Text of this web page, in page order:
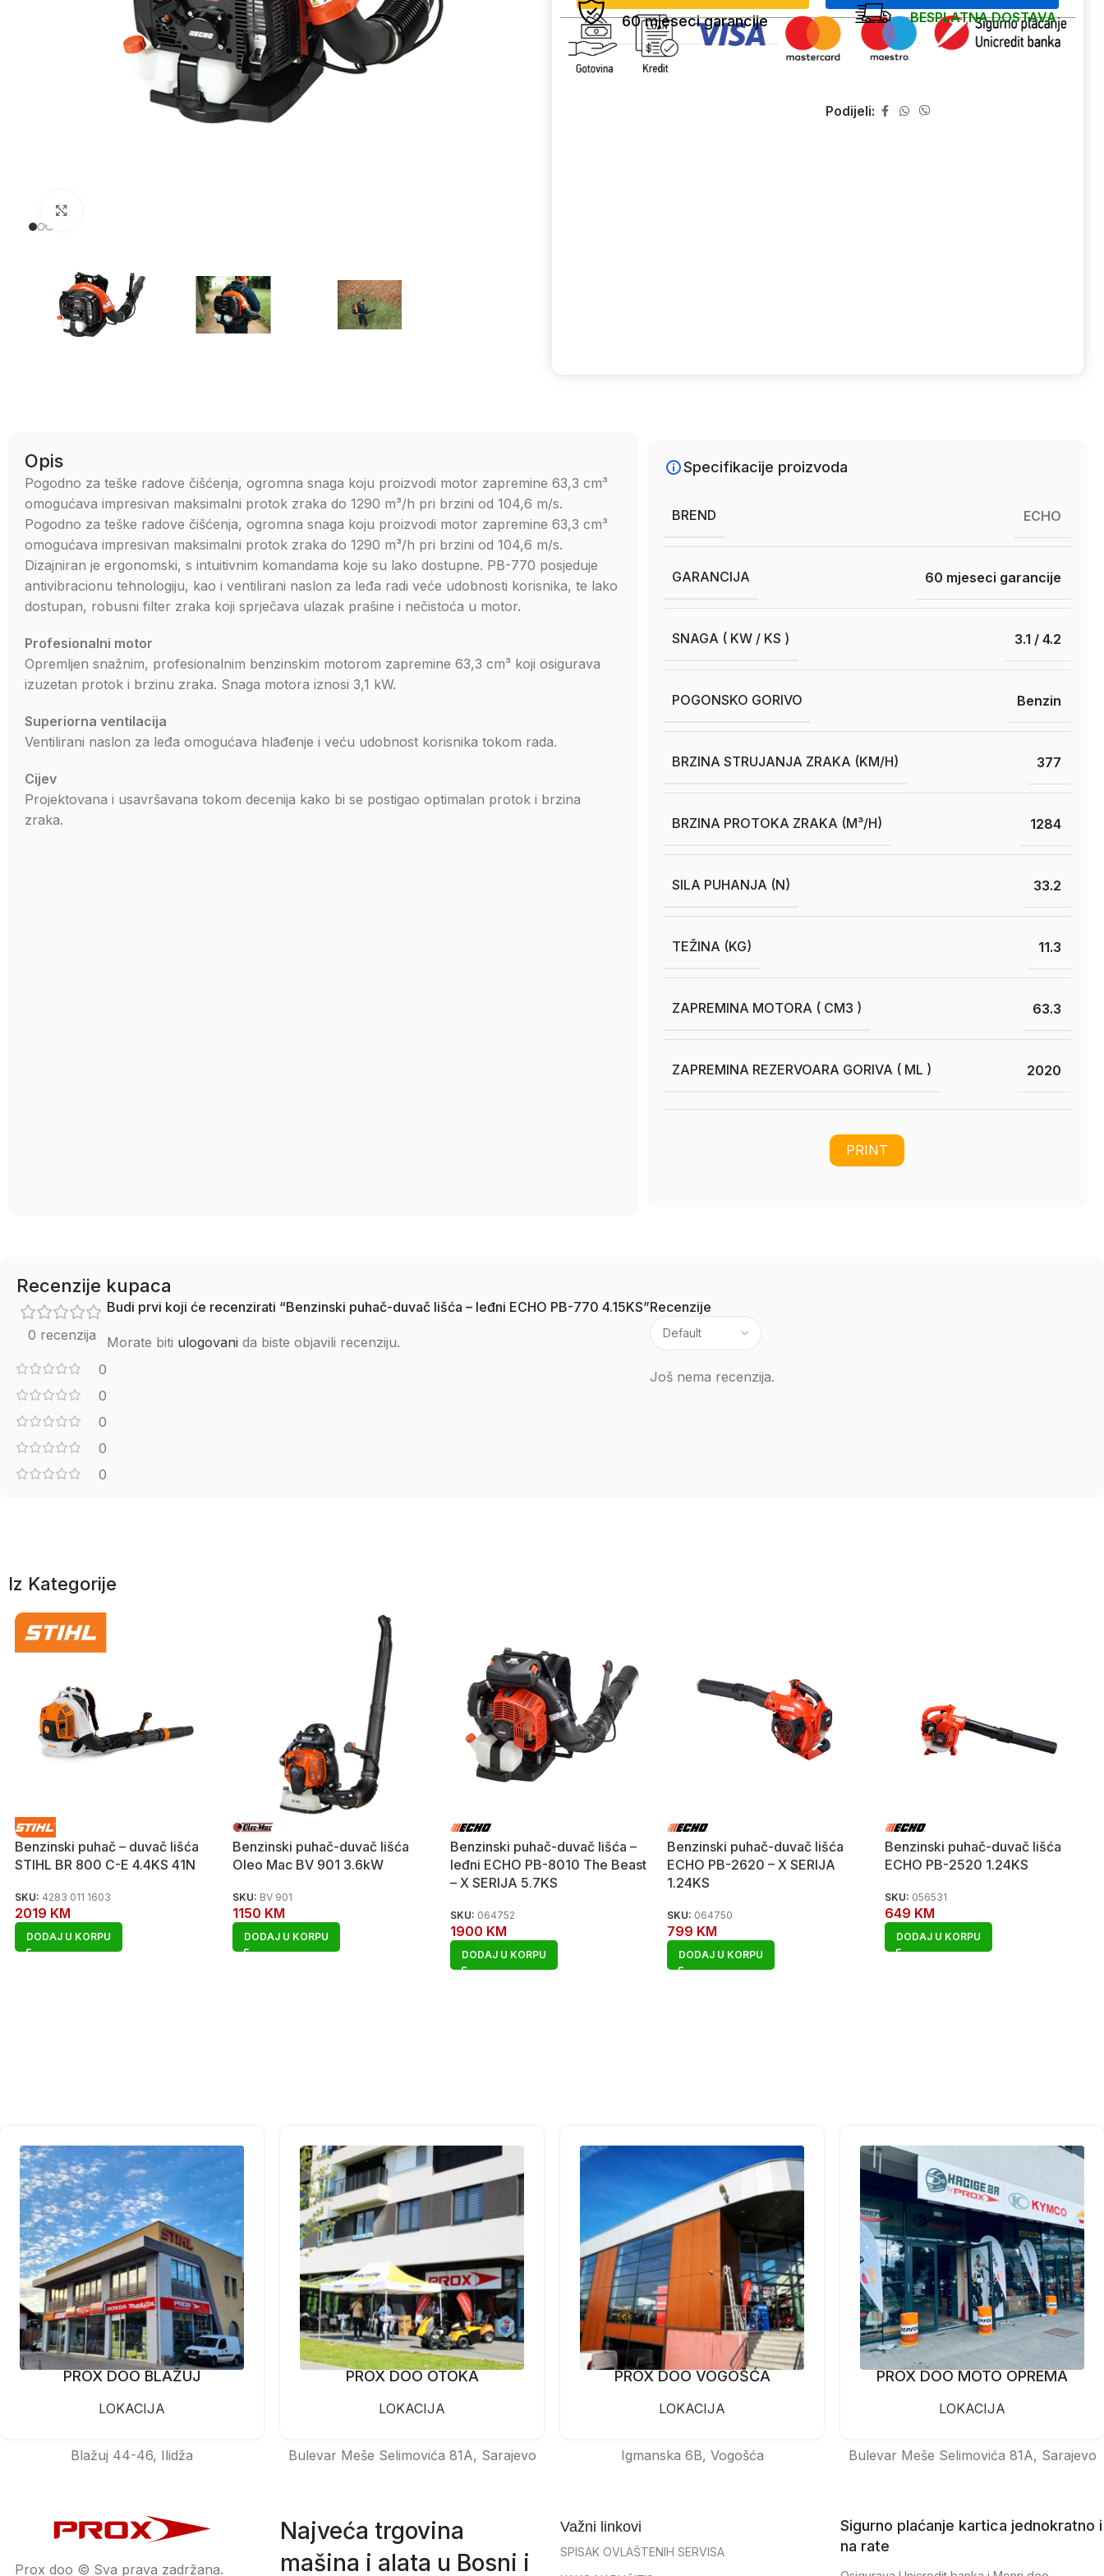
60 mjeseci garancije BESPLATNA DOSTAVA
Podijeli:
Opis
Pogodno za teške radove čišćenja, ogromna snaga koju proizvodi motor zapremine 63,3 cm³
omogućava impresivan maksimalni protok zraka do 1290 m³/h pri brzini od 104,6 m/s.
Pogodno za teške radove čišćenja, ogromna snaga koju proizvodi motor zapremine 63,3 cm³
omogućava impresivan maksimalni protok zraka do 1290 m³/h pri brzini od 104,6 m/s.
Dizajniran je ergonomski, s intuitivnim komandama koje su lako dostupne. PB-770 posjeduje
antivibracionu tehnologiju, kao i ventilirani naslon za leđa radi veće udobnosti korisnika, te lako
dostupan, robusni filter zraka koji sprječava ulazak prašine i nečistoća u motor.
Profesionalni motor
Opremljen snažnim, profesionalnim benzinskim motorom zapremine 63,3 cm³ koji osigurava
izuzetan protok i brzinu zraka. Snaga motora iznosi 3,1 kW.
Superiorna ventilacija
Ventilirani naslon za leđa omogućava hlađenje i veću udobnost korisnika tokom rada.
Cijev
Projektovana i usavršavana tokom decenija kako bi se postigao optimalan protok i brzina
zraka.
Specifikacije proizvoda
BREND ECHO
GARANCIJA 60 mjeseci garancije
SNAGA ( KW / KS ) 3.1 / 4.2
POGONSKO GORIVO Benzin
BRZINA STRUJANJA ZRAKA (KM/H) 377
BRZINA PROTOKA ZRAKA (M³/H) 1284
SILA PUHANJA (N) 33.2
TEŽINA (KG) 11.3
ZAPREMINA MOTORA ( CM3 ) 63.3
ZAPREMINA REZERVOARA GORIVA ( ML ) 2020
PRINT
Recenzije kupaca
0 recenzija
0
0
0
0
0
Recenzije
Još nema recenzija.
Budi prvi koji će recenzirati “Benzinski puhač-duvač lišća – leđni ECHO PB-770 4.15KS”
Morate biti ulogovani da biste objavili recenziju.
Iz Kategorije
Benzinski puhač – duvač lišća
STIHL BR 800 C-E 4.4KS 41N
SKU: 4283 011 1603
2019 KM
DODAJ U KORPU
Benzinski puhač-duvač lišća
Oleo Mac BV 901 3.6kW
SKU: BV 901
1150 KM
DODAJ U KORPU
Benzinski puhač-duvač lišća –
leđni ECHO PB-8010 The Beast
– X SERIJA 5.7KS
SKU: 064752
1900 KM
DODAJ U KORPU
Benzinski puhač-duvač lišća
ECHO PB-2620 – X SERIJA
1.24KS
SKU: 064750
799 KM
DODAJ U KORPU
Benzinski puhač-duvač lišća
ECHO PB-2520 1.24KS
SKU: 056531
649 KM
DODAJ U KORPU
PROX DOO BLAŽUJ
LOKACIJA
Blažuj 44-46, Ilidža
PROX DOO OTOKA
LOKACIJA
Bulevar Meše Selimovića 81A, Sarajevo
PROX DOO VOGOŠĆA
LOKACIJA
Igmanska 6B, Vogošća
PROX DOO MOTO OPREMA
LOKACIJA
Bulevar Meše Selimovića 81A, Sarajevo
Prox doo © Sva prava zadržana.
Najveća trgovina
mašina i alata u Bosni i
Važni linkovi
SPISAK OVLAŠTENIH SERVISA
Sigurno plaćanje kartica jednokratno i
na rate